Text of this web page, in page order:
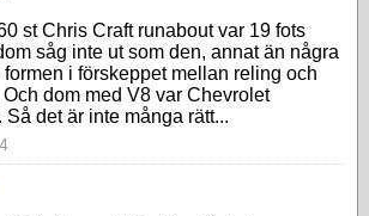
st Chris Craft runabout var 19 fots
såg inte ut som den, annat än några
formen i förskeppet mellan reling och
dom med V8 var Chevrolet
det är inte många rätt...